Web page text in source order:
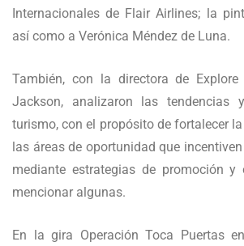
Internacionales de Flair Airlines; la
así como a Verónica Méndez de Luna.
También, con la directora de Explore
Jackson, analizaron las tendencias
turismo, con el propósito de fortalecer
las áreas de oportunidad que
mediante estrategias de promoción y
mencionar algunas.
En la gira Operación Toca Puertas